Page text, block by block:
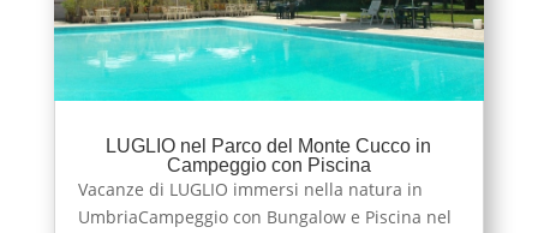
LUGLIO nel Parco del Monte Cucco in
Campeggio con Piscina
Vacanze di LUGLIO immersi nella natura in
UmbriaCampeggio con Bungalow e Piscina nel